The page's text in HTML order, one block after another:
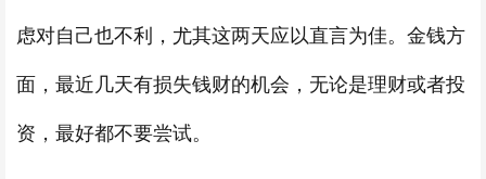
虑对自己也不利，尤其这两天应以直言为佳。金钱方
面，最近几天有损失钱财的机会，无论是理财或者投
资，最好都不要尝试。